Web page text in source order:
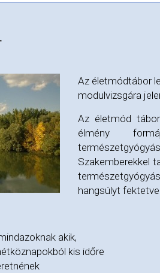
Az életmódtábor
modulvizsgára
Az életmód
élmény
Szakemberekkel
hangsúlyt
akik,
kis időre